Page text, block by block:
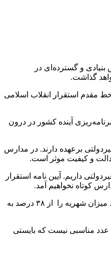
و گسترده‌ای در
گذاشت.
مقدم استقرار انقلاب اسلامی
آینده کشور در درون
برعهده دارند. در مدارس
و کیفیت موثر است.
داریم. آیین نامه استقرار
کوتاه نخواهیم آمد.
محمودزاده در رابطه با شهریه مدارس غیردولتی گفت: سقف شهریه مدارس را براساس فاکتورهای مختلفی از جمله هزینه‌های جاری مدارس و تاب‌آوری مردم تنظیم کرده‌ایم. میزان شهریه را از ۳۸ درصد به
در سال جاری خراسان رضوی رتبه ۶ را با معدل ۱۱.۹۸ کسب کرده است و در کل عدد مناسبی نیست که بایستی